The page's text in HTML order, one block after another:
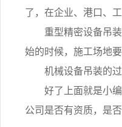
了，在企业、港口、
重型精密设备吊装
始的时候，施工场地
机械设备吊装的过
好了上面就是小编
公司是否有资质，是